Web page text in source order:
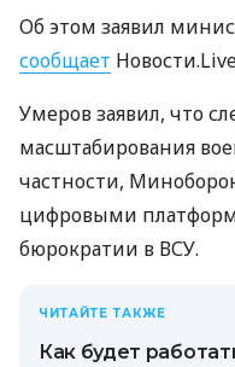
Об этом заявил
сообщает
Умеров заявил, что
масштабирования
частности,
цифровыми
бюрократии в ВСУ.
ЧИТАЙТЕ ТАКЖЕ
Как будет